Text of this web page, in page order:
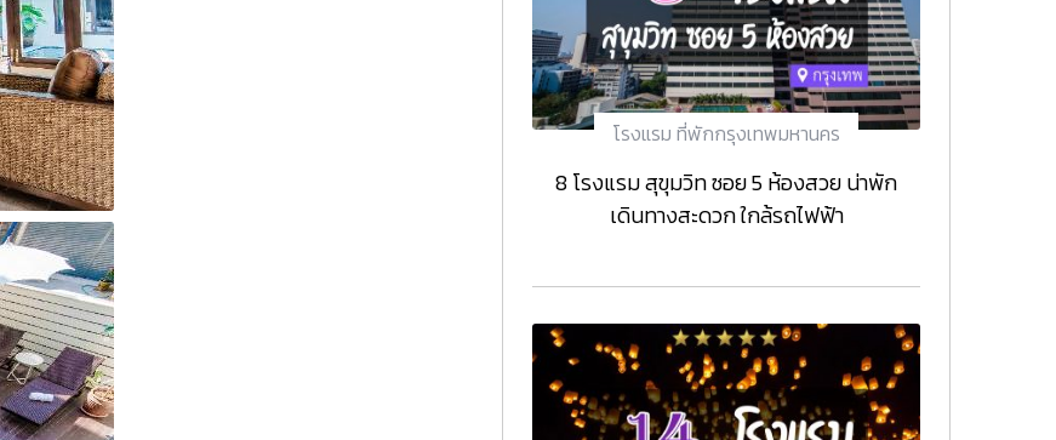
โรงแรม ที่พักกรุงเทพมหานคร
8 โรงแรม สุขุมวิท ซอย 5 ห้องสวย น่าพัก
เดินทางสะดวก ใกล้รถไฟฟ้า